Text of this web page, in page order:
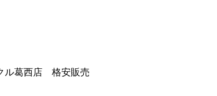
ル葛西店 格安販売